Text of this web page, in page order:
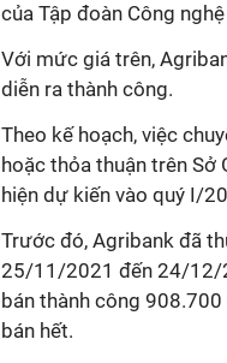
của Tập đoàn Công
Với mức giá trên,
diễn ra thành công.
Theo kế hoạch, việc
hoặc thỏa thuận trên Sở
hiện dự kiến vào quý I/
Trước đó, Agribank đã
25/11/2021 đến 24/12/
bán thành công
bán hết.